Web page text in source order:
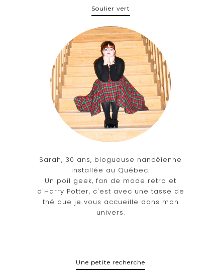
Soulier vert
Sarah, 30 ans, blogueuse nancéienne
installée au Québec.
Un poil geek, fan de mode retro et
d'Harry Potter, c'est avec une tasse de
thé que je vous accueille dans mon
univers.
Une petite recherche